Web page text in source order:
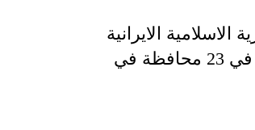
الايرانية
العقيد احمد شيراني عن موجة من الامطار والثلوج تجتاح حاليا مناطق في 23 محافظة في